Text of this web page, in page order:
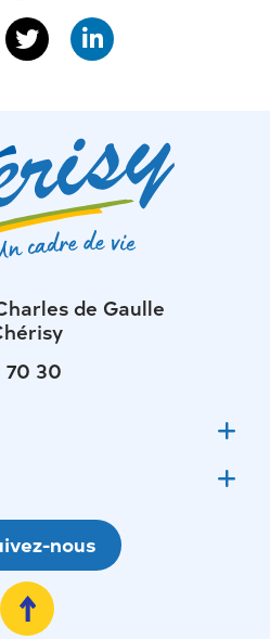
de Gaulle
70 30
d’Utilisations
nous